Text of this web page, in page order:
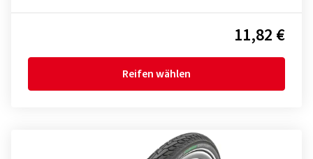
11,82 €
Reifen wählen